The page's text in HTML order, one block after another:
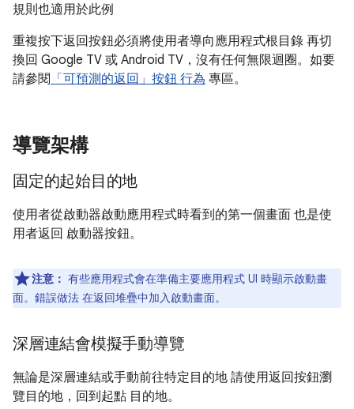
規則也適用於此例
重複按下返回按鈕必須將使用者導向應用程式根目錄 再切
換回 Google TV 或 Android TV，沒有任何無限迴圈。如要
請參閱 「可預測的返回」按鈕 行為 專區。
導覽架構
固定的起始目的地
使用者從啟動器啟動應用程式時看到的第一個畫面 也是使
用者返回 啟動器按鈕。
注意： 有些應用程式會在準備主要應用程式 UI 時顯示啟動畫
面。錯誤做法 在返回堆疊中加入啟動畫面。
深層連結會模擬手動導覽
無論是深層連結或手動前往特定目的地 請使用返回按鈕瀏
覽目的地，回到起點 目的地。